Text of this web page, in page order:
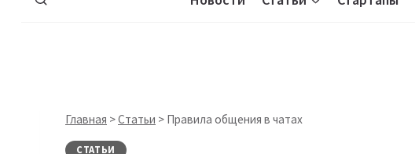
Главная >Статьи > Правила общения в чатах
СТАТЬИ